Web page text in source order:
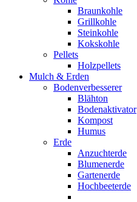
Braunkohle
Grillkohle
Steinkohle
Kokskohle
Pellets
Holzpellets
Mulch & Erden
Bodenverbesserer
Blähton
Bodenaktivator
Kompost
Humus
Erde
Anzuchterde
Blumenerde
Gartenerde
Hochbeeterde